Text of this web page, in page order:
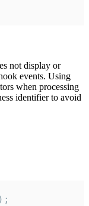
not display or
events. Using
when processing
identifier to avoid